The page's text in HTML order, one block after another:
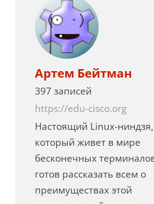
Артем Бейтман
397 записей
https://edu-cisco.org
Настоящий Linux-ниндзя,
который живет в мире
бесконечных
готов рассказать всем о
преимуществах этой